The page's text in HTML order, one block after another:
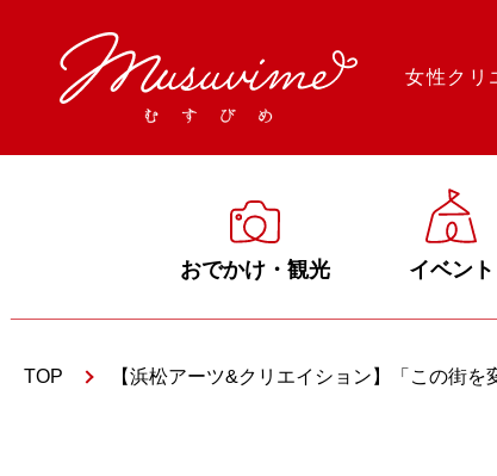
女性クリ
おでかけ・観光 イベント
TOP 【浜松アーツ&クリエイション】「この街